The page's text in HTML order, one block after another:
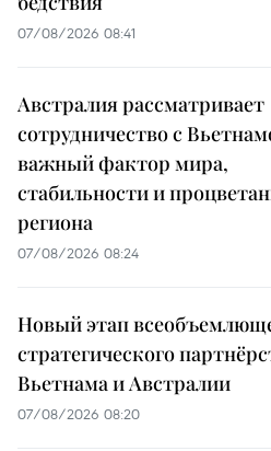
07/08/2026 08:41
Австралия рассматривает
сотрудничество с
важный фактор мира,
стабильности и
региона
07/08/2026 08:24
Новый этап
стратегического
Вьетнама и Австралии
07/08/2026 08:20